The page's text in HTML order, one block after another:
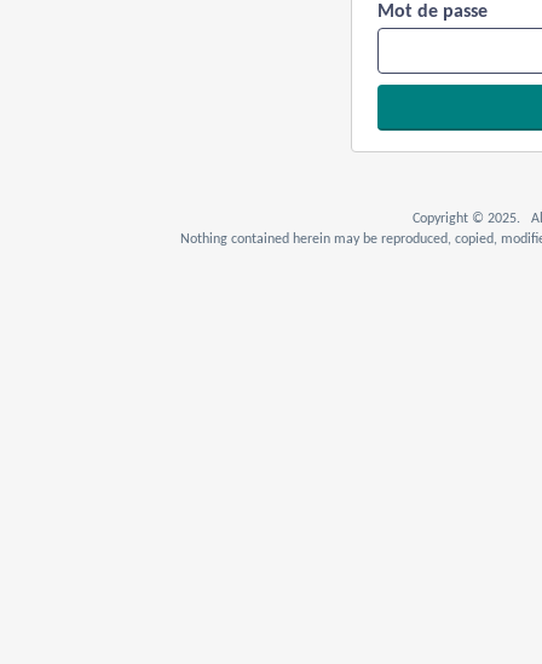
Mot de passe
Copyright © 2025. All
Nothing contained herein may be reproduced, copied,